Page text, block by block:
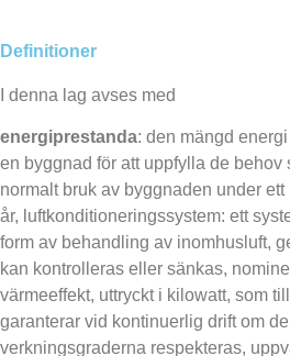
Definitioner
I denna lag avses med
energiprestanda: den mängd
en byggnad för att uppfylla de behov
normalt bruk av byggnaden under ett
år, luftkonditioneringssystem: ett
form av behandling av inomhusluft,
kan kontrolleras eller sänkas,
värmeeffekt, uttryckt i kilowatt, som
garanterar vid kontinuerlig drift om
verkningsgraderna respekteras,